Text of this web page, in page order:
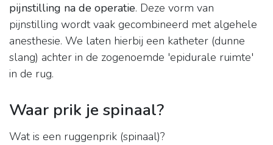
pijnstilling na de operatie. Deze vorm van
pijnstilling wordt vaak gecombineerd met algehele
anesthesie. We laten hierbij een katheter (dunne
slang) achter in de zogenoemde 'epidurale ruimte'
in de rug.
Waar prik je spinaal?
Wat is een ruggenprik (spinaal)?